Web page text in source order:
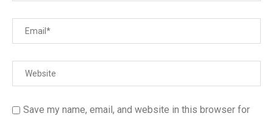
Save my name, email, and website in this browser for